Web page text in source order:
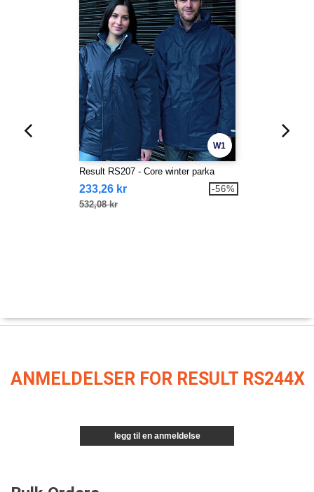
W1
Result RS207 - Core winter parka
233,26 kr
532,08 kr
-56%
ANMELDELSER FOR RESULT RS244X
legg til en anmeldelse